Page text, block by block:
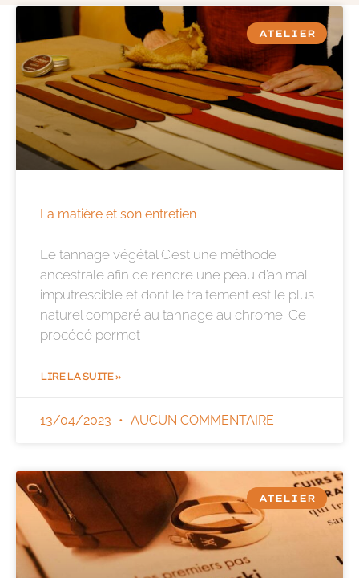
ATELIER
La matière et son entretien
Le tannage végétal C’est une méthode
ancestrale afin de rendre une peau d’animal
imputrescible et dont le traitement est le plus
naturel comparé au tannage au chrome. Ce
procédé permet
LIRE LA SUITE »
13/04/2023 AUCUN COMMENTAIRE
ATELIER